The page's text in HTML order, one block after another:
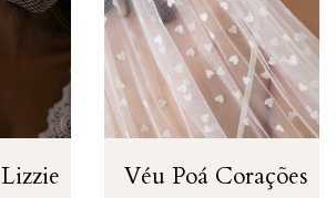
Lizzie Véu Poá Corações